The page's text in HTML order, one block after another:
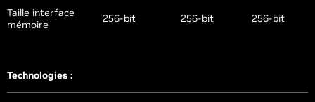
Taille interface
mémoire
256-bit 256-bit 256-bit
Technologies :